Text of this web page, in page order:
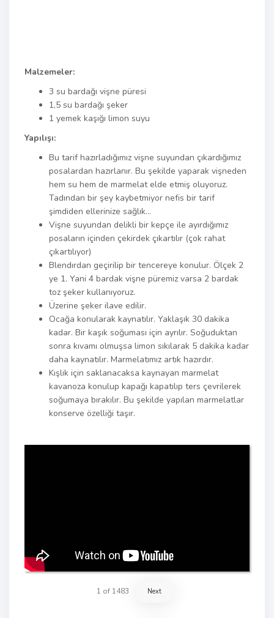
Malzemeler:
3 su bardağı vişne püresi
1,5 su bardağı şeker
1 yemek kaşığı limon suyu
Yapılışı:
Bu tarif hazırladığımız vişne suyundan çıkardığımız
posalardan hazırlanır. Bu şekilde yaparak vişneden
hem su hem de marmelat elde etmiş oluyoruz.
Tadından bir şey kaybetmiyor nefis bir tarif
şimdiden ellerinize sağlık…
Vişne suyundan delikli bir kepçe ile ayırdığımız
posaların içinden çekirdek çıkartılır (çok rahat
çıkartılıyor)
Blendırdan geçirilip bir tencereye konulur. Ölçek 2
ye 1. Yani 4 bardak vişne püremiz varsa 2 bardak
toz şeker kullanıyoruz.
Üzerine şeker ilave edilir.
Ocağa konularak kaynatılır. Yaklaşık 30 dakika
kadar. Bir kaşık soğuması için ayrılır. Soğuduktan
sonra kıvamı olmuşsa limon sıkılarak 5 dakika kadar
daha kaynatılır. Marmelatımız artık hazırdır.
Kışlık için saklanacaksa kaynayan marmelat
kavanoza konulup kapağı kapatılıp ters çevrilerek
soğumaya bırakılır. Bu şekilde yapılan marmelatlar
konserve özelliği taşır.
1 of 1483 Next